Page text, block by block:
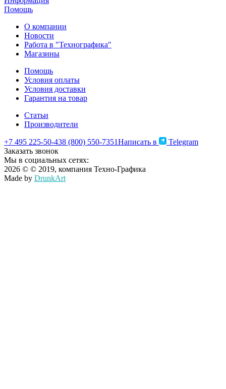
Помощь
О компании
Новости
Работа в "Технографика"
Магазины
Помощь
Условия оплаты
Условия доставки
Гарантия на товар
Статьи
Производители
+7 495 225-50-438 (800) 550-7351Написать в
Telegram
Заказать звонок
Мы в социальных сетях:
2026 © © 2019, компания Техно-Графика
Made by DrunkArt